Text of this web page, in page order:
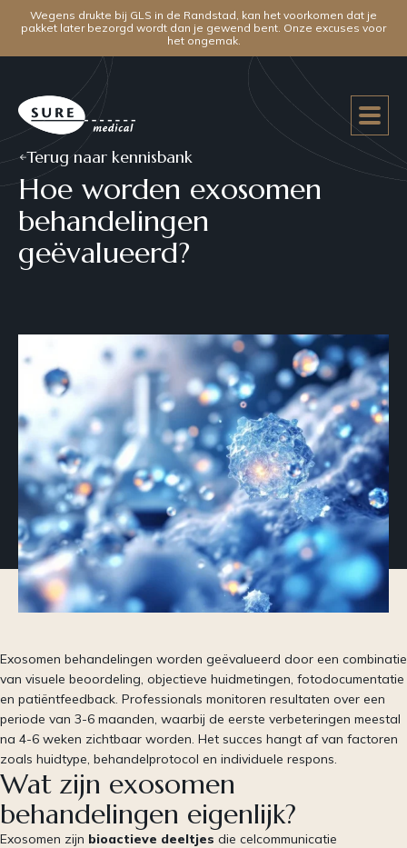
Wegens drukte bij GLS in de Randstad, kan het voorkomen dat je
pakket later bezorgd wordt dan je gewend bent. Onze excuses voor
het ongemak.
Terug naar kennisbank
Hoe worden exosomen
behandelingen
geëvalueerd?
Exosomen behandelingen worden geëvalueerd door een combinatie
van visuele beoordeling, objectieve huidmetingen, fotodocumentatie
en patiëntfeedback. Professionals monitoren resultaten over een
periode van 3-6 maanden, waarbij de eerste verbeteringen meestal
na 4-6 weken zichtbaar worden. Het succes hangt af van factoren
zoals huidtype, behandelprotocol en individuele respons.
Wat zijn exosomen
behandelingen eigenlijk?
Exosomen zijn bioactieve deeltjes die celcommunicatie